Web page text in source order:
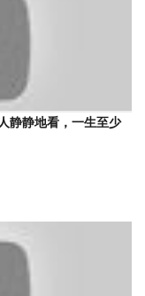
静静地看，一生至少